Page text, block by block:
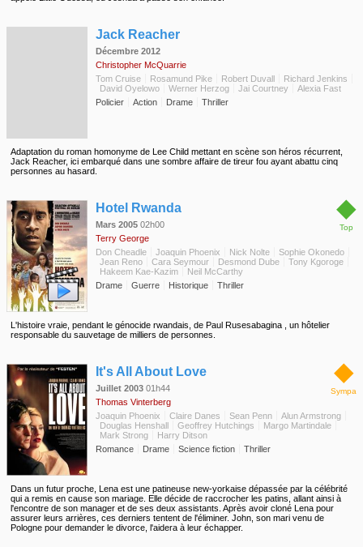
Jack Reacher
Décembre 2012
Christopher McQuarrie
Tom Cruise
Rosamund Pike Robert Duvall
Richard Jenkins
David Oyelowo
Werner Herzog Jai Courtney
Alexia Fast
Policier
Action Drame Thriller
Adaptation du roman homonyme de Lee Child mettant en scène son héros récurrent,
Jack Reacher, ici embarqué dans une sombre affaire de tireur fou ayant abattu cinq
personnes au hasard.
◆
Top
Hotel Rwanda
Mars 2005 02h00
Terry George
Don Cheadle
Joaquin Phoenix Nick Nolte
Sophie Okonedo
Jean Reno
Cara Seymour Desmond Dube
Tony Kgoroge
Hakeem Kae-Kazim
Neil McCarthy
Drame
Guerre Historique Thriller
L'histoire vraie, pendant le génocide rwandais, de Paul Rusesabagina , un hôtelier
responsable du sauvetage de milliers de personnes.
◆
Sympa
It's All About Love
Juillet 2003 01h44
Thomas Vinterberg
Joaquin Phoenix
Claire Danes Sean Penn
Alun Armstrong
Douglas Henshall
Geoffrey Hutchings
Margo Martindale
Mark Strong
Harry Ditson
Romance
Drame Science fiction Thriller
Dans un futur proche, Lena est une patineuse new-yorkaise dépassée par la célébrité
qui a remis en cause son mariage. Elle décide de raccrocher les patins, allant ainsi à
l'encontre de son manager et de ses deux assistants. Après avoir cloné Lena pour
assurer leurs arrières, ces derniers tentent de l'éliminer. John, son mari venu de
Pologne pour demander le divorce, l'aidera à leur échapper.